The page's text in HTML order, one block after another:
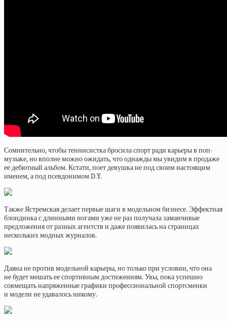
Сомнительно, чтобы теннисистка бросила спорт ради карьеры в поп-
музыке, но вполне можно ожидать, что однажды мы увидим в продаже
ее дебютный альбом. Кстати, поет девушка не под своим настоящим
именем, а под псевдонимом D.Y.
Также Ястремская делает первые шаги в модельном бизнесе. Эффектная
блондинка с длинными ногами уже не раз получала заманчивые
предложения от разных агентств и даже появилась на страницах
нескольких модных журналов.
Даяна не против модельной карьеры, но только при условии, что она
не будет мешать ее спортивным достижениям. Увы, пока успешно
совмещать напряженные графики профессиональной спортсменки
и модели не удавалось никому.